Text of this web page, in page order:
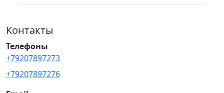
Контакты
Телефоны
+79207897273
+79207897276